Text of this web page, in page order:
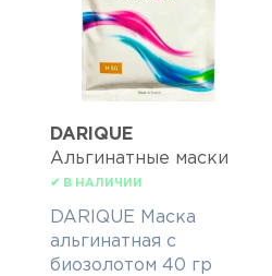
DARIQUE
Альгинатные маски
✔ В НАЛИЧИИ
DARIQUE Маска
альгинатная с
биозолотом 40 гр